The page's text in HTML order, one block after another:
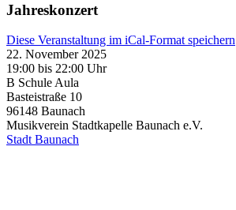
Jahreskonzert
Diese Veranstaltung im iCal-Format speichern
22. November 2025
19:00 bis 22:00 Uhr
B Schule Aula
Basteistraße 10
96148 Baunach
Musikverein Stadtkapelle Baunach e.V.
Stadt Baunach